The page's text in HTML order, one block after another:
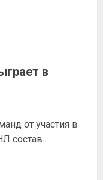
в
от участия в
состав...